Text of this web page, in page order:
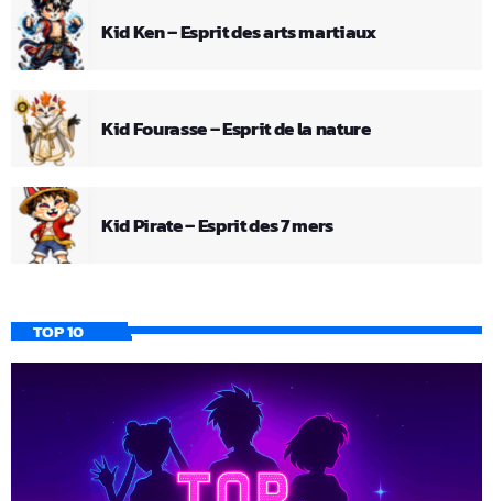
Kid Ken – Esprit des arts martiaux
Kid Fourasse – Esprit de la nature
Kid Pirate – Esprit des 7 mers
TOP 10